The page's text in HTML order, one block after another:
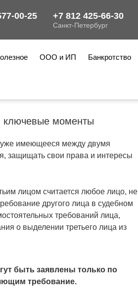
ООО и ИП Банкротство
ключевые моменты
уже имеющееся между двумя
защищать свои права и интересы
лицом считается любое лицо, не
другого лица в судебном
требований лица,
о выделении третьего лица из
быть заявлены только по
требование.